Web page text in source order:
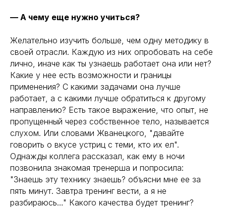
— А чему еще нужно учиться?
Желательно изучить больше, чем одну методику в
своей отрасли. Каждую из них опробовать на себе
лично, иначе как ты узнаешь работает она или нет?
Какие у нее есть возможности и границы
применения? С какими задачами она лучше
работает, а с какими лучше обратиться к другому
направлению? Есть такое выражение, что опыт, не
пропущенный через собственное тело, называется
слухом. Или словами Жванецкого, "давайте
говорить о вкусе устриц с теми, кто их ел".
Однажды коллега рассказал, как ему в ночи
позвонила знакомая тренерша и попросила:
"Знаешь эту технику знаешь? объясни мне ее за
пять минут. Завтра тренинг вести, а я не
разбираюсь…" Какого качества будет тренинг?